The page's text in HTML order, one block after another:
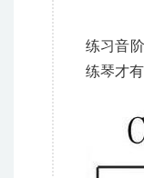
练习音
练琴才